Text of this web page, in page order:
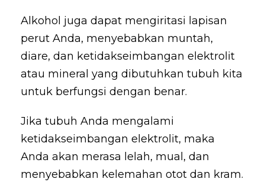
Alkohol juga dapat mengiritasi lapisan
perut Anda, menyebabkan muntah,
diare, dan ketidakseimbangan elektrolit
atau mineral yang dibutuhkan tubuh kita
untuk berfungsi dengan benar.
Jika tubuh Anda mengalami
ketidakseimbangan elektrolit, maka
Anda akan merasa lelah, mual, dan
menyebabkan kelemahan otot dan kram.